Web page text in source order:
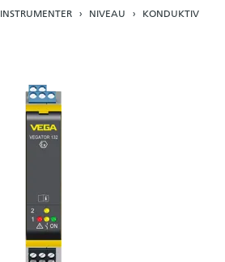
INSTRUMENTER NIVEAU
KONDUKTIV